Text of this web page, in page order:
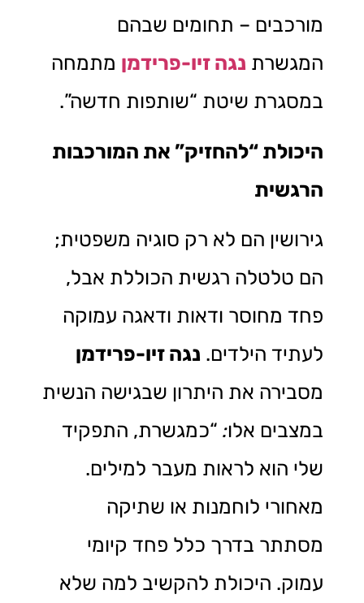
מורכבים – תחומים שבהם
המגשרת נגה זיו-פרידמן מתמחה
במסגרת שיטת “שותפות חדשה”.
היכולת “להחזיק” את המורכבות
הרגשית
גירושין הם לא רק סוגיה משפטית;
הם טלטלה רגשית הכוללת אבל,
פחד מחוסר ודאות ודאגה עמוקה
לעתיד הילדים. נגה זיו-פרידמן
מסבירה את היתרון שבגישה הנשית
במצבים אלו: “כמגשרת, התפקיד
שלי הוא לראות מעבר למילים.
מאחורי לוחמנות או שתיקה
מסתתר בדרך כלל פחד קיומי
עמוק. היכולת להקשיב למה שלא